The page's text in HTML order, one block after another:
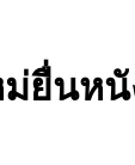
ม่ยื่นห